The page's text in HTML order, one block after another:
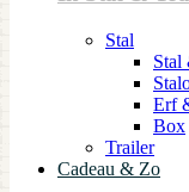
Stal
Stal
Erf
Box
Trailer
Cadeau & Zo